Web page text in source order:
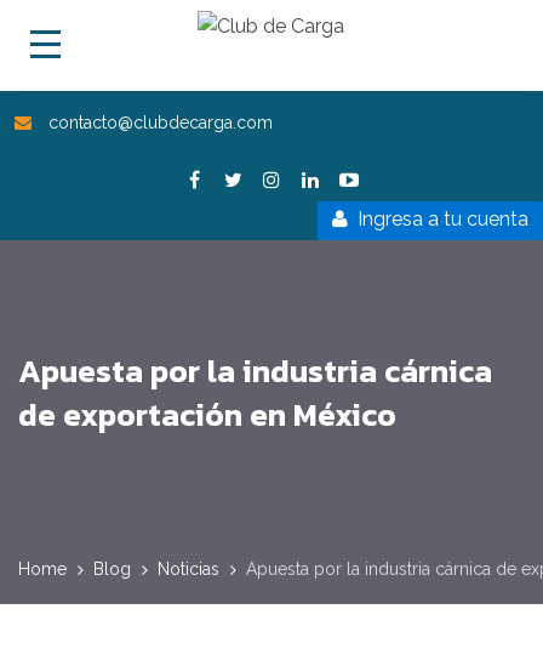
contacto@clubdecarga.com
Ingresa a tu cuenta
Apuesta por la industria cárnica
de exportación en México
Home Blog Noticias Apuesta por la industria cárnica de